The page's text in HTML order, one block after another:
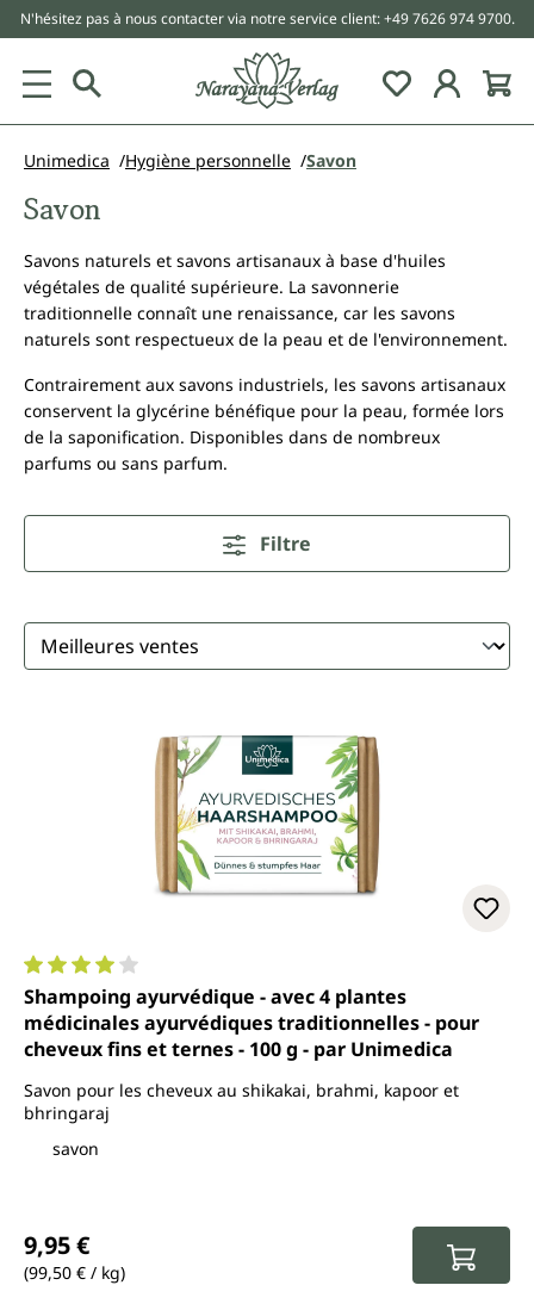
principal
N'hésitez pas à nous contacter via notre service client: +49 7626 974 9700.
Unimedica Hygiène personnelle Savon
Savon
Savons naturels et savons artisanaux à base d'huiles
végétales de qualité supérieure. La savonnerie
traditionnelle connaît une renaissance, car les savons
naturels sont respectueux de la peau et de l'environnement.
Contrairement aux savons industriels, les savons artisanaux
conservent la glycérine bénéfique pour la peau, formée lors
de la saponification. Disponibles dans de nombreux
parfums ou sans parfum.
Filtre
Note moyenne de 4 sur 5 étoiles
Shampoing ayurvédique - avec 4 plantes
médicinales ayurvédiques traditionnelles - pour
cheveux fins et ternes - 100 g - par Unimedica
Savon pour les cheveux au shikakai, brahmi, kapoor et
bhringaraj
savon
9,95 €
(99,50 € / kg)